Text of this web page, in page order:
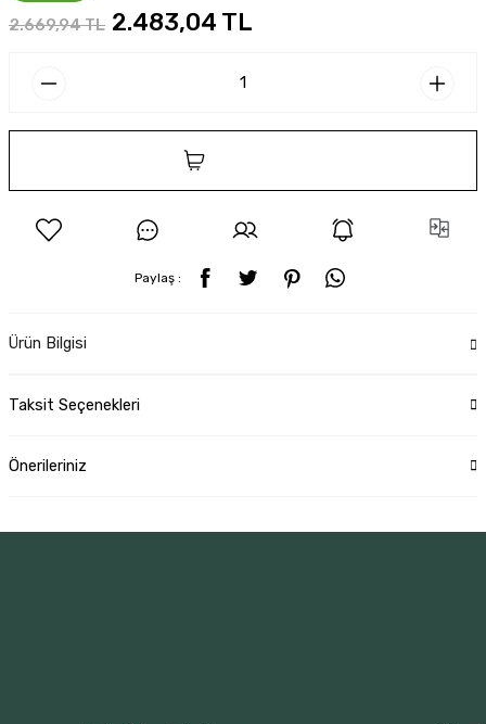
2.669,94 TL 2.483,04 TL
Paylaş :
Ürün Bilgisi
Taksit Seçenekleri
Önerileriniz